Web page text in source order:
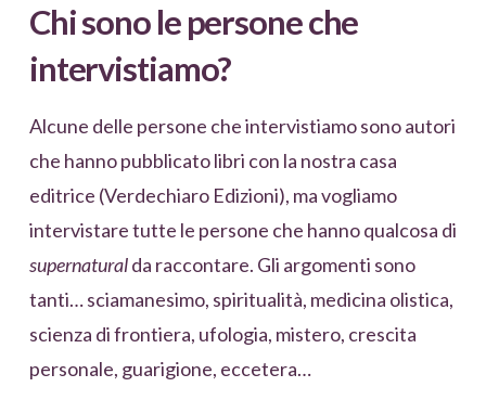
Chi sono le persone che
intervistiamo?
Alcune delle persone che intervistiamo sono autori
che hanno pubblicato libri con la nostra casa
editrice (Verdechiaro Edizioni), ma vogliamo
intervistare tutte le persone che hanno qualcosa di
supernaturalda raccontare. Gli argomenti sono
tanti… sciamanesimo, spiritualità, medicina olistica,
scienza di frontiera, ufologia, mistero, crescita
personale, guarigione, eccetera…